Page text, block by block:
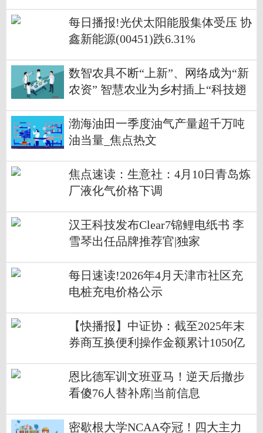
每日播报!光伏太阳能股集体受压 协
鑫新能源(00451)跌6.31%
数智农具不断“上新”、网络成为“新
农资” 智慧农业为乡村插上“科技翅
渤海油田一季度油气产量超千万吨
油当量_焦点热文
焦点速读：生意社：4月10日青岛炼
厂液化气价格下调
汉王科技发布Clear7锦鲤电纸书 李
雪琴出任品牌推荐官|独家
每日速读!2026年4月天津市社区充
电桩充电价格公示
【快播报】中证协：截至2025年末
券商互换便利操作金额累计1050亿
恩比德军训文班亚马！逆天后撤步
看傻76人替补席|当前信息
密歇根大学NCAA夺冠！四大主力